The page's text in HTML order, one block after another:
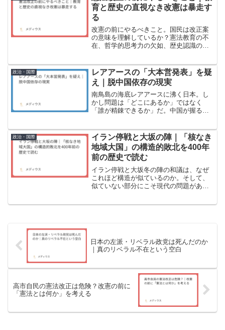
育と歴史の直視なき改憲は暴走す
る
改憲の前にやるべきこと。国民は改正案
の意味を理解しているか？憲法教育の不
在、哲学的思考力の欠如、歴史認識の揺
目ごとに分けた丁寧な改憲プロセスの必
要性を論じる。
政治・国際
レアアースの「大本営発表」を疑
え｜脱中国依存の現実
南鳥島の海底レアアースに沸く日本。し
かし問題は「どこにあるか」ではなく
「誰が精錬できるか」だ。中国が握る精
政治・国際
イラン停戦と大坂の陣｜「核なき
地域大国」の構造的敗北を400年
前の歴史で読む
イラン停戦と大坂冬の陣の和議は、なぜ
これほど構造が似ているのか。そして、
似ていない部分にこそ現代の問題があ
日本の左派・リベラル政党は死んだのか
｜真のリベラル不在という空白
高市自民の憲法改正は危険？改憲の前に
「憲法とは何か」を考える